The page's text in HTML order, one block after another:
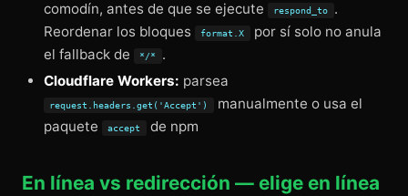
comodín, antes de que se ejecute respond_to
.
Reordenar los bloques
format.X
por sí solo no anula
el fallback de
*/*
.
Cloudflare Workers: parsea
request.headers.get('Accept')
manualmente o usa el
paquete
accept de npm
En línea vs redirección — elige en línea